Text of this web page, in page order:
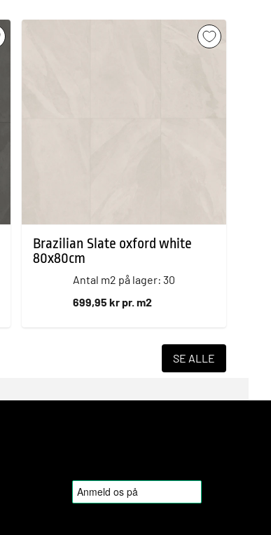
Brazilian Slate oxford white
80x80cm
Antal m2 på lager: 30
699,95 kr pr. m2
SE ALLE